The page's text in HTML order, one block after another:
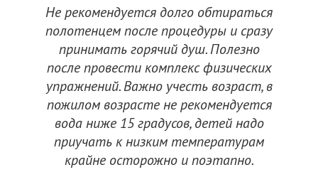
Не рекомендуется долго обтираться
полотенцем после процедуры и сразу
принимать горячий душ. Полезно
после провести комплекс физических
упражнений. Важно учесть возраст, в
пожилом возрасте не рекомендуется
вода ниже 15 градусов, детей надо
приучать к низким температурам
крайне осторожно и поэтапно.